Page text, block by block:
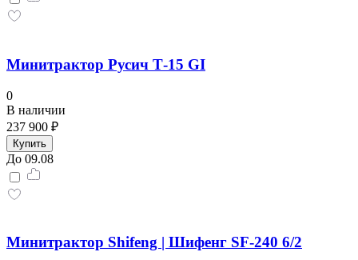
Минитрактор Русич Т-15 GI
0
В наличии
237 900 ₽
Купить
До 09.08
Минитрактор Shifeng | Шифенг SF-240 6/2